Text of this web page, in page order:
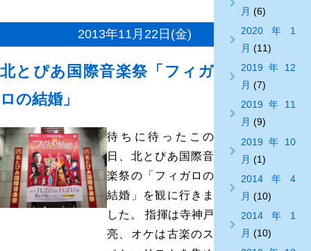
2013年11月22日(金)
北とぴあ国際音楽祭「フィガ
ロの結婚」
待ちに待ったこの
日、北とぴあ国際音
楽祭の「フィガロの
結婚」を観に行きま
した。 指揮は寺神戸
亮、オケは古楽のス
月 (6)
2020年1
月 (11)
2019年12
月 (7)
2019年11
月 (9)
2019年10
月 (1)
2014年4
月 (10)
2014年1
月 (10)